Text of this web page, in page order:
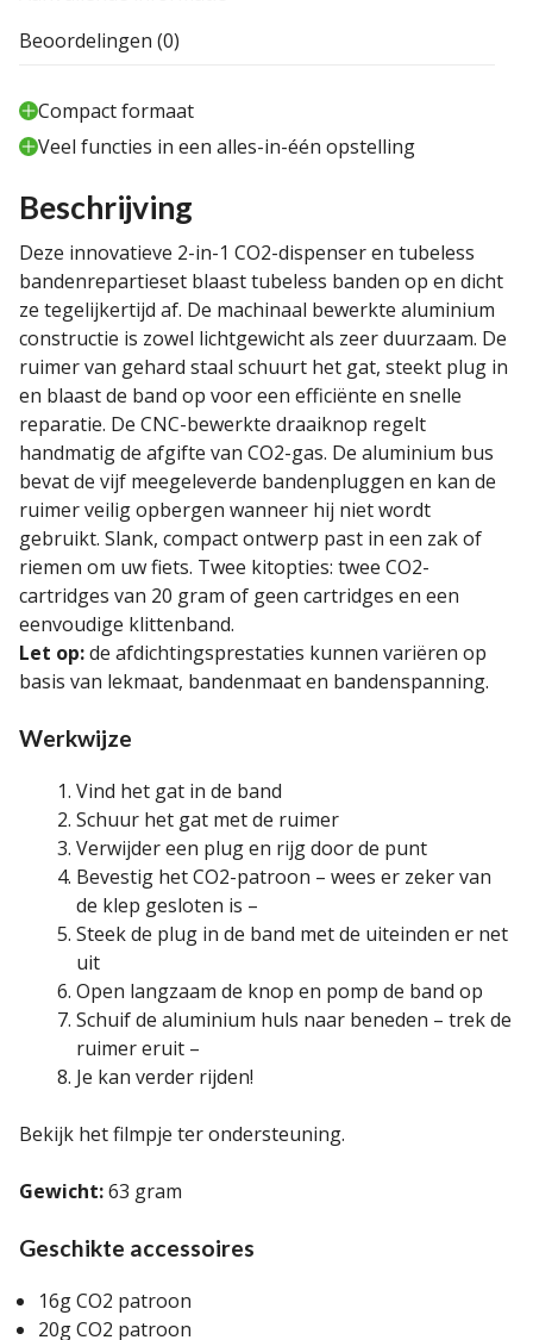
Beoordelingen (0)
Compact formaat
Veel functies in een alles-in-één opstelling
Beschrijving
Deze innovatieve 2-in-1 CO2-dispenser en tubeless
bandenrepartieset blaast tubeless banden op en dicht
ze tegelijkertijd af. De machinaal bewerkte aluminium
constructie is zowel lichtgewicht als zeer duurzaam. De
ruimer van gehard staal schuurt het gat, steekt plug in
en blaast de band op voor een efficiënte en snelle
reparatie. De CNC-bewerkte draaiknop regelt
handmatig de afgifte van CO2-gas. De aluminium bus
bevat de vijf meegeleverde bandenpluggen en kan de
ruimer veilig opbergen wanneer hij niet wordt
gebruikt. Slank, compact ontwerp past in een zak of
riemen om uw fiets. Twee kitopties: twee CO2-
cartridges van 20 gram of geen cartridges en een
eenvoudige klittenband.
Let op:de afdichtingsprestaties kunnen variëren op
basis van lekmaat, bandenmaat en bandenspanning.
Werkwijze
Vind het gat in de band
Schuur het gat met de ruimer
Verwijder een plug en rijg door de punt
Bevestig het CO2-patroon – wees er zeker van
de klep gesloten is –
Steek de plug in de band met de uiteinden er net
uit
Open langzaam de knop en pomp de band op
Schuif de aluminium huls naar beneden – trek de
ruimer eruit –
Je kan verder rijden!
Bekijk het filmpje ter ondersteuning.
Gewicht:63 gram
Geschikte accessoires
16g CO2 patroon
20g CO2 patroon